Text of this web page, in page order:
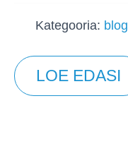
Kategooria: blog
LOE EDASI